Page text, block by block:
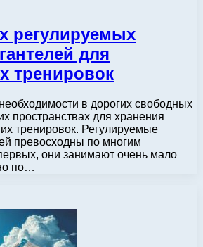
регулируемых
для
тренировок
в дорогих свободных
пространствах для хранения
тренировок. Регулируемые
превосходны по многим
они занимают очень мало
по…